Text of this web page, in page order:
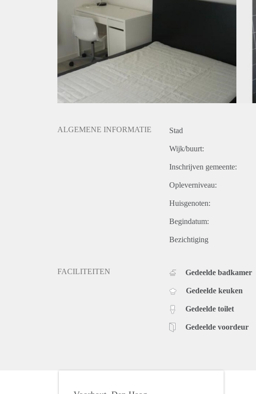
ALGEMENE INFORMATIE Stad
Wijk/buurt:
Inschrijven gemeente:
Opleverniveau:
Huisgenoten:
Begindatum:
Bezichtiging
FACILITEITEN Gedeelde badkamer
Gedeelde keuken
Gedeelde toilet
Gedeelde voordeur